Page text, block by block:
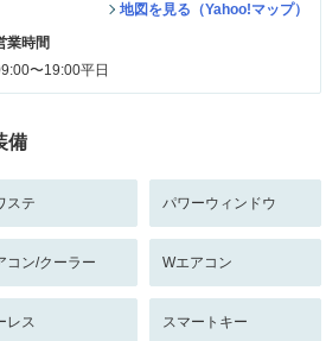
地図を見る（Yahoo!マップ）
業時間
〜19:00平日
備
ステ パワーウィンドウ
コン/クーラー Wエアコン
レス スマートキー